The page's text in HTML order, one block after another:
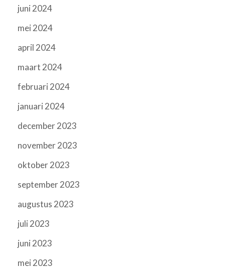
juni 2024
mei 2024
april 2024
maart 2024
februari 2024
januari 2024
december 2023
november 2023
oktober 2023
september 2023
augustus 2023
juli 2023
juni 2023
mei 2023